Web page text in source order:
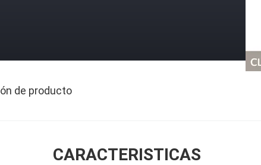
de producto
CARACTERISTICAS